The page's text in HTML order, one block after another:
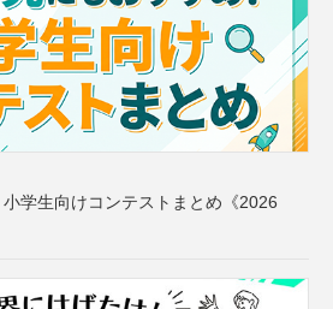
学生向けコンテストまとめ《2026